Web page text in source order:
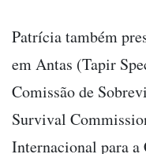
Patrícia também
em Antas (Tapir
Comissão de
Survival
Internacional para a